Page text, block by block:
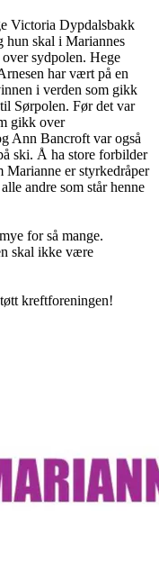
Victoria Dypdalsbakk
hun skal i Mariannes
sydpolen. Hege
har vært på en
i verden som gikk
Sørpolen. Før det var
gikk over
Ann Bancroft var også
ski. Å ha store forbilder
er styrkedråper
andre som står henne
for så mange.
skal ikke være
kreftforeningen!